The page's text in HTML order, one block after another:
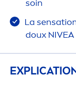
soin
La
doux NIVEA